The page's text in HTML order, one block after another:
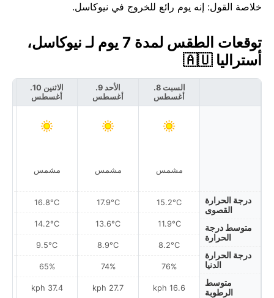
خلاصة القول: إنه يوم رائع للخروج في نيوكاسل.
توقعات الطقس لمدة 7 يوم لـ نيوكاسل،
أستراليا 🇦🇺
درجة الحرارة
القصوى
متوسط درجة
الحرارة
درجة الحرارة
الدنيا
متوسط
الرطوبة
السبت 8.
أغسطس
مشمس
15.2°C
11.9°C
8.2°C
76%
16.6 kph
الأحد 9.
أغسطس
مشمس
17.9°C
13.6°C
8.9°C
74%
27.7 kph
الاثنين 10.
أغسطس
مشمس
16.8°C
14.2°C
9.5°C
65%
37.4 kph